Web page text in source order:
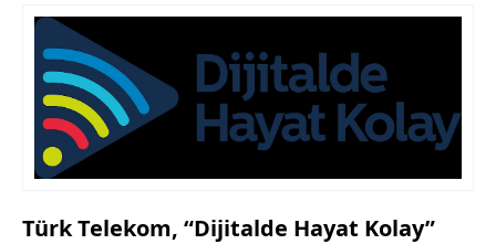
Türk Telekom, “Dijitalde Hayat Kolay”